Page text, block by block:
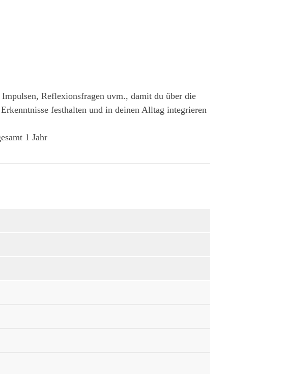
Reflexionsfragen uvm., damit du über die
festhalten und in deinen Alltag integrieren
1 Jahr